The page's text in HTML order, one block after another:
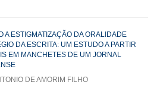
A ESTIGMATIZAÇÃO DA ORALIDADE
DA ESCRITA: UM ESTUDO A PARTIR
EM MANCHETES DE UM JORNAL
DE AMORIM FILHO